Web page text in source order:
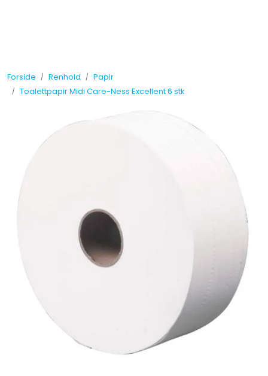
Forside Renhold
Papir
Toalettpapir Midi Care-Ness Excellent 6 stk
Måleinstrumenter
Vinduspusseutstyr
Forbruksmateriell
Gravferd